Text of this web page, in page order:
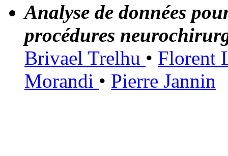
Analyse de données
procédures
Brivael Trelhu • Florent
Morandi • Pierre Jannin